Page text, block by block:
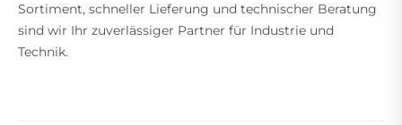
Sortiment, schneller Lieferung und technischer Beratung
sind wir Ihr zuverlässiger Partner für Industrie und
Technik.